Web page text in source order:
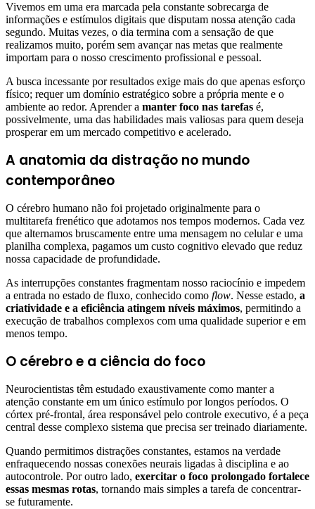
Vivemos em uma era marcada pela constante sobrecarga de
informações e estímulos digitais que disputam nossa atenção cada
segundo. Muitas vezes, o dia termina com a sensação de que
realizamos muito, porém sem avançar nas metas que realmente
importam para o nosso crescimento profissional e pessoal.
A busca incessante por resultados exige mais do que apenas esforço
físico; requer um domínio estratégico sobre a própria mente e o
ambiente ao redor. Aprender a manter foco nas tarefas é,
possivelmente, uma das habilidades mais valiosas para quem deseja
prosperar em um mercado competitivo e acelerado.
A anatomia da distração no mundo
contemporâneo
O cérebro humano não foi projetado originalmente para o
multitarefa frenético que adotamos nos tempos modernos. Cada vez
que alternamos bruscamente entre uma mensagem no celular e uma
planilha complexa, pagamos um custo cognitivo elevado que reduz
nossa capacidade de profundidade.
As interrupções constantes fragmentam nosso raciocínio e impedem
a entrada no estado de fluxo, conhecido como flow. Nesse estado, a
criatividade e a eficiência atingem níveis máximos, permitindo a
execução de trabalhos complexos com uma qualidade superior e em
menos tempo.
O cérebro e a ciência do foco
Neurocientistas têm estudado exaustivamente como manter a
atenção constante em um único estímulo por longos períodos. O
córtex pré-frontal, área responsável pelo controle executivo, é a peça
central desse complexo sistema que precisa ser treinado diariamente.
Quando permitimos distrações constantes, estamos na verdade
enfraquecendo nossas conexões neurais ligadas à disciplina e ao
autocontrole. Por outro lado, exercitar o foco prolongado fortalece
essas mesmas rotas, tornando mais simples a tarefa de concentrar-
se futuramente.